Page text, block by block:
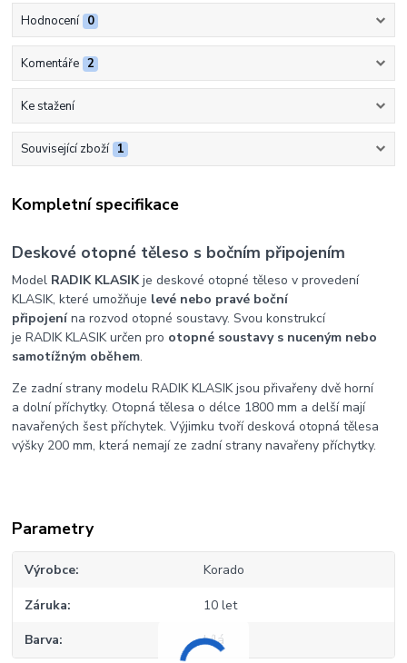
Hodnocení 0
Komentáře 2
Ke stažení
Související zboží 1
Kompletní specifikace
Deskové otopné těleso s bočním připojením
Model RADIK KLASIKje deskové otopné těleso v provedení
KLASIK, které umožňuje levé nebo pravé boční
připojenína rozvod otopné soustavy. Svou konstrukcí
je RADIK KLASIK určen pro otopné soustavy s nuceným nebo
samotížným oběhem.
Ze zadní strany modelu RADIK KLASIK jsou přivařeny dvě horní
a dolní příchytky. Otopná tělesa o délce 1800 mm a delší mají
navařených šest příchytek. Výjimku tvoří desková otopná tělesa
výšky 200 mm, která nemají ze zadní strany navařeny příchytky.
Parametry
Výrobce Korado
Záruka 10 let
Barva bílá